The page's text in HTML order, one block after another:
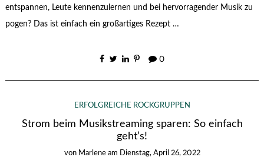
entspannen, Leute kennenzulernen und bei hervorragender Musik zu
pogen? Das ist einfach ein großartiges Rezept …
0
ERFOLGREICHE ROCKGRUPPEN
Strom beim Musikstreaming sparen: So einfach
geht’s!
von Marlene am Dienstag, April 26, 2022